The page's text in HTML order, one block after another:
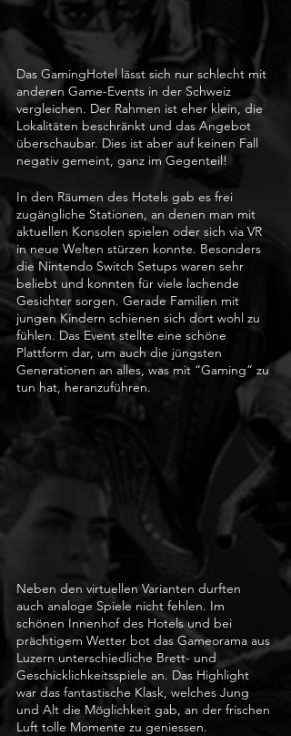
Das GamingHotel lässt sich nur schlecht mit
anderen Game-Events in der Schweiz
vergleichen. Der Rahmen ist eher klein, die
Lokalitäten beschränkt und das Angebot
überschaubar. Dies ist aber auf keinen Fall
negativ gemeint, ganz im Gegenteil!
In den Räumen des Hotels gab es frei
zugängliche Stationen, an denen man mit
aktuellen Konsolen spielen oder sich via VR
in neue Welten stürzen konnte. Besonders
die Nintendo Switch Setups waren sehr
beliebt und konnten für viele lachende
Gesichter sorgen. Gerade Familien mit
jungen Kindern schienen sich dort wohl zu
fühlen. Das Event stellte eine schöne
Plattform dar, um auch die jüngsten
Generationen an alles, was mit “Gaming” zu
tun hat, heranzuführen.
Neben den virtuellen Varianten durften
auch analoge Spiele nicht fehlen. Im
schönen Innenhof des Hotels und bei
prächtigem Wetter bot das Gameorama aus
Luzern unterschiedliche Brett- und
Geschicklichkeitsspiele an. Das Highlight
war das fantastische Klask, welches Jung
und Alt die Möglichkeit gab, an der frischen
Luft tolle Momente zu geniessen.